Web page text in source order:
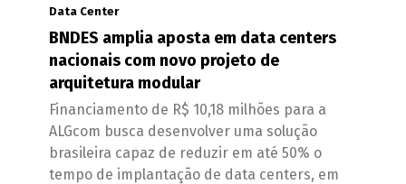
Data Center
BNDES amplia aposta em data centers
nacionais com novo projeto de
arquitetura modular
Financiamento de R$ 10,18 milhões para a
ALGcom busca desenvolver uma solução
brasileira capaz de reduzir em até 50% o
tempo de implantação de data centers, em